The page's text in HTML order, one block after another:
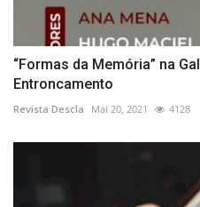
“Formas da Memória” na
Entroncamento
Revista Descla Mai 20, 2021 4128